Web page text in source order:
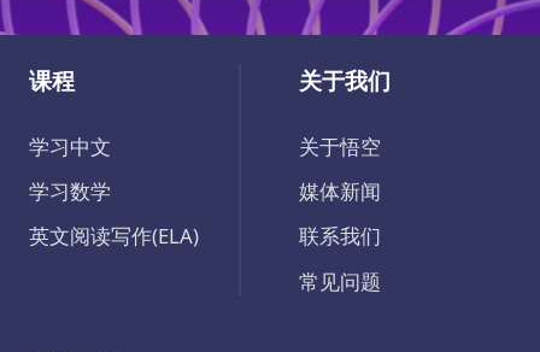
课程
学习中文
学习数学
英文阅读写作(ELA)
关于我们
关于悟空
媒体新闻
联系我们
常见问题